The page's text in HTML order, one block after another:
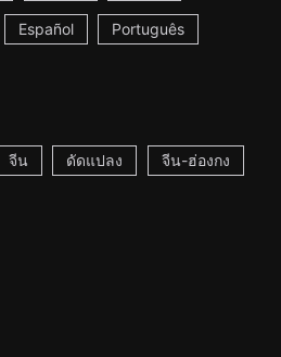
Español Português
จีน ดัดแปลง จีน-ฮ่องกง